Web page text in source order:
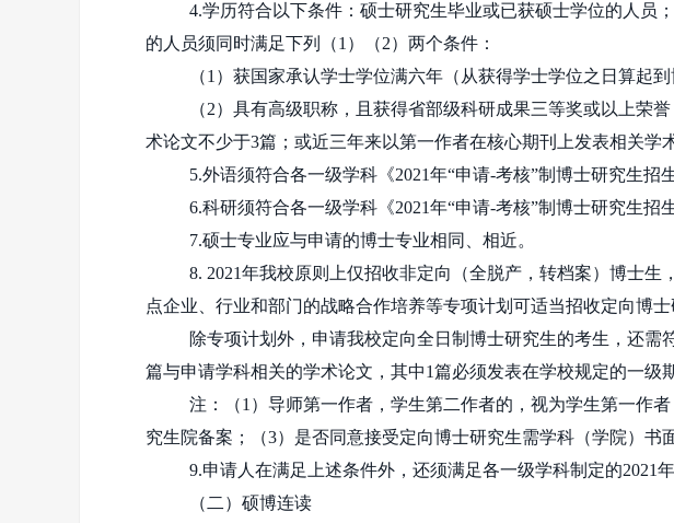
4.学历符合以下条件：硕士研究生毕业或已获硕士学位的人员
的人员须同时满足下列（1 ）（2）两个条件：
（1 ）获国家承认学士学位满六年（从获得学士学位之日算起
（2）具有高级职称，且获得省部级科研成果三等奖或以上荣
术论文不少于3篇；或近三年来以第一作者在核心期刊上发表相关学
5.外语须符合各一级学科《2021年“申请-考核”制博士研究生招
6.科研须符合各一级学科《2021年“申请-考核”制博士研究生招
7.硕士专业应与申请的博士专业相同、相近。
8. 2021年我校原则上仅招收非定向（全脱产，转档案）博士
点企业、行业和部门的战略合作培养等专项计划可适当招收定向博士
除专项计划外，申请我校定向全日制博士研究生的考生，还
篇与申请学科相关的学术论文，其中1篇必须发表在学校规定的一级
注：（1 ）导师第一作者，学生第二作者的，视为学生第一作者
究生院备案；（3）是否同意接受定向博士研究生需学科（学院）书
9.申请人在满足上述条件外，还须满足各一级学科制定的2021
（二）硕博连读